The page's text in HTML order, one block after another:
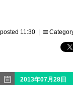
posted 11:30 |
2013年07月28日